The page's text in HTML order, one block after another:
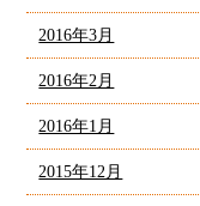
2016年3月
2016年2月
2016年1月
2015年12月